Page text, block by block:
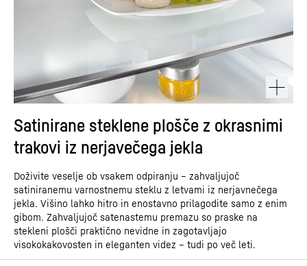
Satinirane steklene plošče z okrasnimi
trakovi iz nerjavečega jekla
Doživite veselje ob vsakem odpiranju – zahvaljujoč
satiniranemu varnostnemu steklu z letvami iz nerjavnečega
jekla. Višino lahko hitro in enostavno prilagodite samo z enim
gibom. Zahvaljujoč satenastemu premazu so praske na
stekleni plošči praktično nevidne in zagotavljajo
visokokakovosten in eleganten videz – tudi po več leti.